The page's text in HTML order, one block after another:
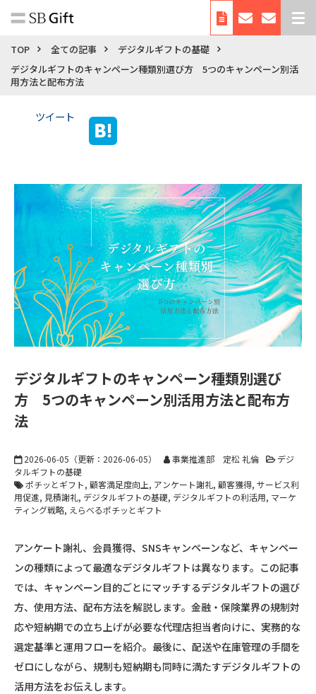
デジタルギフトとは
サービス紹介
自治体向けサービス
会社概要
TOP 全ての記事
デジタルギフトの基礎
デジタルギフトのキャンペーン種類別選び方 5つのキャンペーン別活
用方法と配布方法
ツイート
デジタルギフトのキャンペーン種類別選び
方 5つのキャンペーン別活用方法と配布方
法
2026-06-05 （更新： 2026-06-05） 事業推進部 定松 礼倫
デジ
タルギフトの基礎
ポチッとギフト 顧客満足度向上 アンケート謝礼 顧客獲得 サービス利
用促進 見積謝礼 デジタルギフトの基礎 デジタルギフトの利活用 マーケ
ティング戦略 えらべるポチッとギフト
アンケート謝礼、会員獲得、SNSキャンペーンなど、キャンペー
ンの種類によって最適なデジタルギフトは異なります。この記事
では、キャンペーン目的ごとにマッチするデジタルギフトの選び
方、使用方法、配布方法を解説します。金融・保険業界の規制対
応や短納期での立ち上げが必要な代理店担当者向けに、実務的な
選定基準と運用フローを紹介。最後に、配送や在庫管理の手間を
ゼロにしながら、規制も短納期も同時に満たすデジタルギフトの
活用方法をお伝えします。